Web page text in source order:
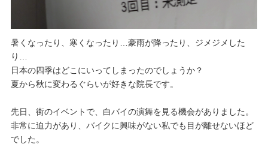
暑くなったり、寒くなったり…豪雨が降ったり、ジメジメした
り…
日本の四季はどこにいってしまったのでしょうか？
夏から秋に変わるぐらいが好きな院長です。
先日、街のイベントで、白バイの演舞を見る機会がありました。
非常に迫力があり、バイクに興味がない私でも目が離せないほど
でした。